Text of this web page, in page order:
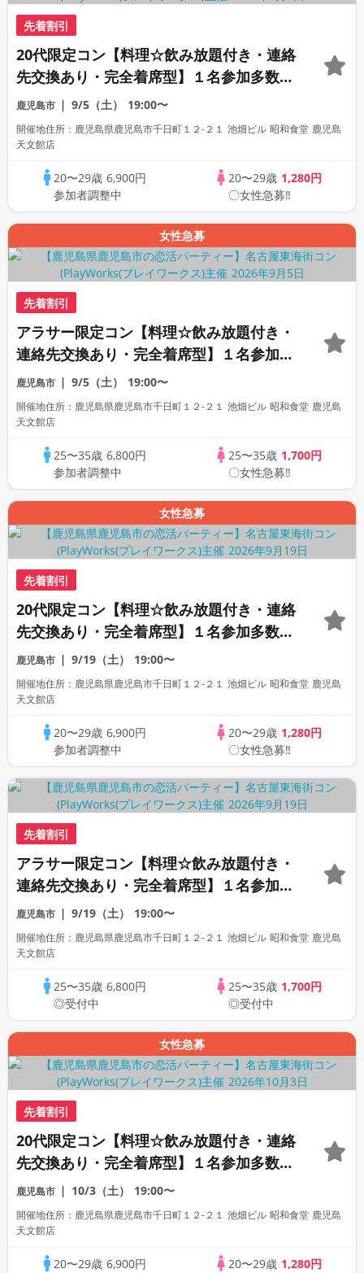
先着割引
20代限定コン【料理☆飲み放題付き・連絡
先交換あり・完全着席型】１名参加多数・
初参加も大歓迎☆プレイワークス主催☆
鹿児島市 9/5（土） 19:00〜
開催地住所：鹿児島県鹿児島市千日町１２-２１ 池畑ビル 昭和食堂 鹿児島
天文館店
20〜29歳 6,900円
参加者調整中
20〜29歳 1,280円
〇女性急募‼
女性急募
先着割引
アラサー限定コン【料理☆飲み放題付き・
連絡先交換あり・完全着席型】１名参加多
数・初参加も大歓迎☆プレイワークス主催
☆
鹿児島市 9/5（土） 19:00〜
開催地住所：鹿児島県鹿児島市千日町１２-２１ 池畑ビル 昭和食堂 鹿児島
天文館店
25〜35歳 6,800円
参加者調整中
25〜35歳 1,700円
〇女性急募‼
女性急募
先着割引
20代限定コン【料理☆飲み放題付き・連絡
先交換あり・完全着席型】１名参加多数・
初参加も大歓迎☆プレイワークス主催☆
鹿児島市 9/19（土） 19:00〜
開催地住所：鹿児島県鹿児島市千日町１２-２１ 池畑ビル 昭和食堂 鹿児島
天文館店
20〜29歳 6,900円
参加者調整中
20〜29歳 1,280円
〇女性急募‼
先着割引
アラサー限定コン【料理☆飲み放題付き・
連絡先交換あり・完全着席型】１名参加多
数・初参加も大歓迎☆プレイワークス主催
☆
鹿児島市 9/19（土） 19:00〜
開催地住所：鹿児島県鹿児島市千日町１２-２１ 池畑ビル 昭和食堂 鹿児島
天文館店
25〜35歳 6,800円
◎受付中
25〜35歳 1,700円
◎受付中
女性急募
先着割引
20代限定コン【料理☆飲み放題付き・連絡
先交換あり・完全着席型】１名参加多数・
初参加も大歓迎☆プレイワークス主催☆
鹿児島市 10/3（土） 19:00〜
開催地住所：鹿児島県鹿児島市千日町１２-２１ 池畑ビル 昭和食堂 鹿児島
天文館店
20〜29歳 6,900円
20〜29歳 1,280円